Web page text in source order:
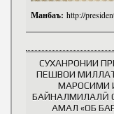
Манбаъ: http://
СУХАНРОНИИ
ПЕШВОИ
МАРОСИМИ
БАЙНАЛМИЛАЛӢ
АМАЛ «ОБ